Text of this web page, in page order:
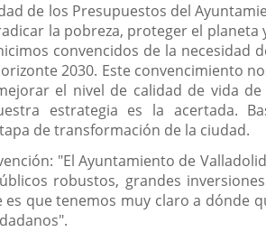
de los Presupuestos del
la pobreza, proteger el
convencidos de la
2030. Este convencimiento
el nivel de calidad de vida
estrategia es la acertada.
de transformación de la ciudad.
"El Ayuntamiento de
robustos, grandes
que tenemos muy claro a dónde